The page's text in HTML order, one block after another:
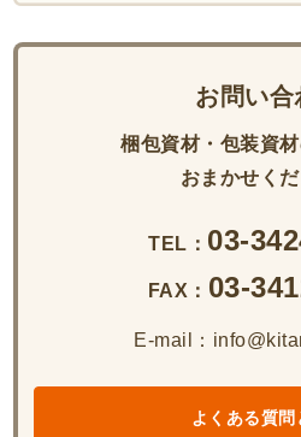
お問い合
梱包資材・包装資材
おまかせくだ
TEL： 03-
FAX： 03-
E-mail：
よくある質問